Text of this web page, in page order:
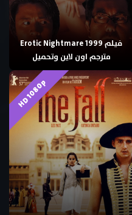
فيلم Erotic Nightmare 1999
مترجم اون لاين وتحميل
HD 1080p